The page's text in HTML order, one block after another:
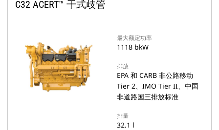
C32 ACERT™ 干式歧管
最大额定功率
1118 bkW
排放
EPA 和 CARB 非公路移动
Tier 2、IMO Tier II、中国
非道路国三排放标准
排量
32.1 l